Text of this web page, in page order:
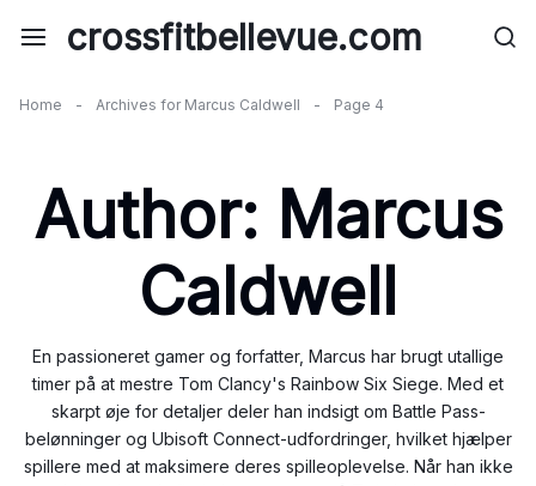
crossfitbellevue.com
Home - Archives for Marcus Caldwell - Page 4
Author: Marcus
Caldwell
En passioneret gamer og forfatter, Marcus har brugt utallige
timer på at mestre Tom Clancy's Rainbow Six Siege. Med et
skarpt øje for detaljer deler han indsigt om Battle Pass-
belønninger og Ubisoft Connect-udfordringer, hvilket hjælper
spillere med at maksimere deres spilleoplevelse. Når han ikke